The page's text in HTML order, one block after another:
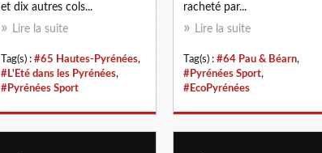
et dix autres cols...
Lire la suite
Tag(s) : #65 Hautes-Pyrénées,
#L'Eté dans les Pyrénées,
#Pyrénées Sport
racheté par...
Lire la suite
Tag(s) : #64 Pau & Béarn,
#Pyrénées Sport,
#EcoPyrénées